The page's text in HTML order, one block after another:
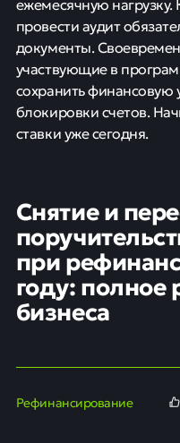
провести аудит
документы.
участвующие в
сохранить финансовую
блокировки счетов.
ставки уже сегодня.
Снятие и
при
году: полное
бизнеса
Рефинансирование